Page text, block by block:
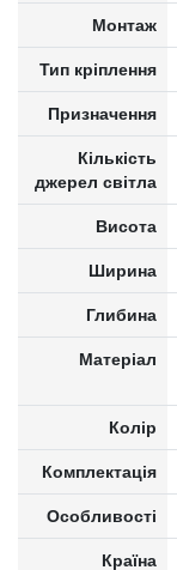
Монтаж
Тип кріплення
Призначення
Кількість
джерел світла
Висота
Ширина
Глибина
Матеріал
Колір
Комплектація
Особливості
Країна